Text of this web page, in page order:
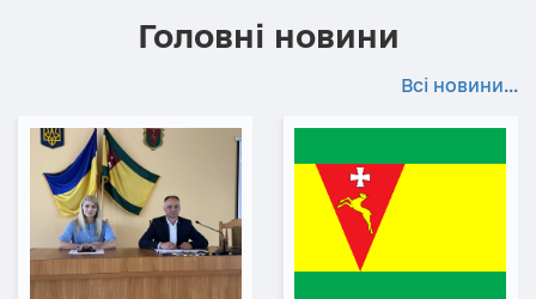
Головні новини
Всі новини...